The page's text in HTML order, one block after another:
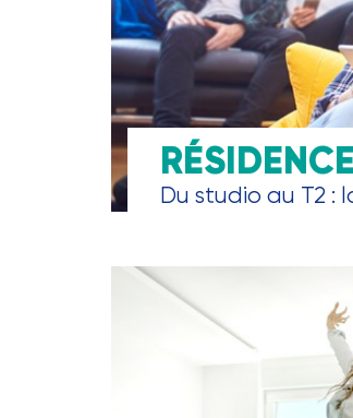
Du studio au T2 :